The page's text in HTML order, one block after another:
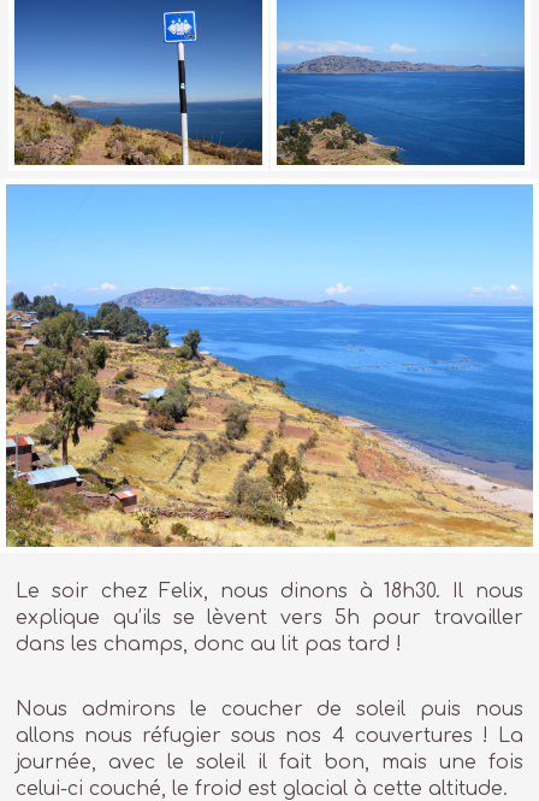
Le soir chez Felix, nous dinons à 18h30. Il nous
explique qu’ils se lèvent vers 5h pour travailler
dans les champs, donc au lit pas tard !
Nous admirons le coucher de soleil puis nous
allons nous réfugier sous nos 4 couvertures ! La
journée, avec le soleil il fait bon, mais une fois
celui-ci couché, le froid est glacial à cette altitude.